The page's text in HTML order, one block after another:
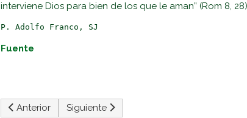
interviene Dios para bien de los que le aman” (Rom 8, 28)
P. Adolfo Franco, SJ
Fuente
Artículo anterior: León XIV Audiencia General - La
Anterior Artículo siguiente: LEÓN XIV -
Siguiente